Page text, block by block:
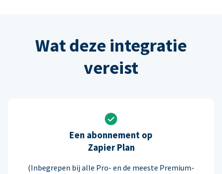
Wat deze integratie
vereist
Een abonnement op
Zapier Plan
(Inbegrepen bij alle Pro- en de meeste Premium-